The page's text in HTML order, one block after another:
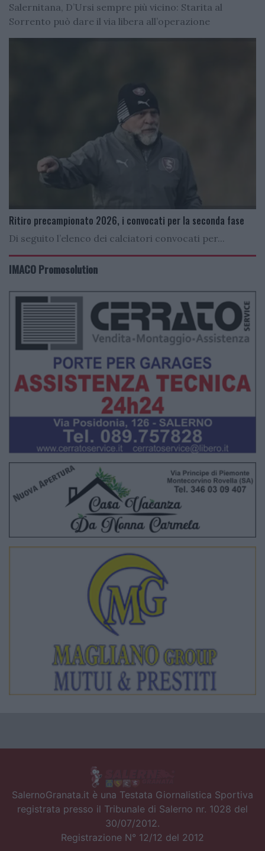
Salernitana, D’Ursi sempre più vicino: Starita al
Sorrento può dare il via libera all’operazione
Ritiro precampionato 2026, i convocati per la seconda fase
Di seguito l’elenco dei calciatori convocati per...
IMACO Promosolution
SalernoGranata.it è una Testata Giornalistica Sportiva
registrata presso il Tribunale di Salerno nr. 1028 del
30/07/2012.
Registrazione N° 12/12 del 2012